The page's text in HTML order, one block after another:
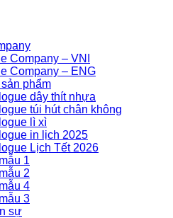
Company – VNI
Company – ENG
phẩm
dây thít nhựa
túi hút chân không
lì xì
in lịch 2025
Lịch Tết 2026
1
2
4
3
sự